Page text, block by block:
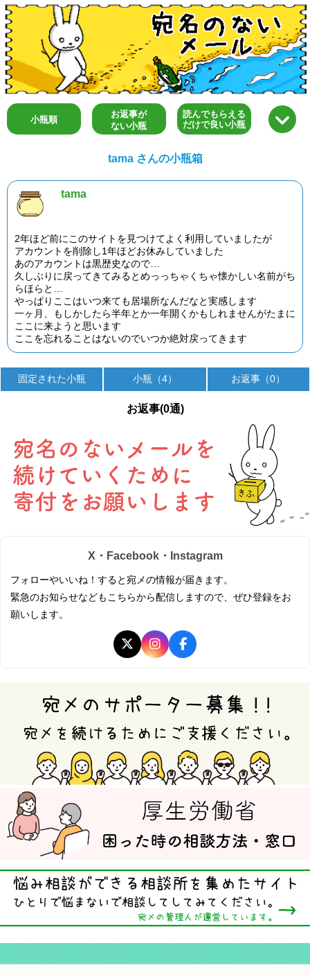
小瓶順
お返事が
ない小瓶
読んでもらえる
だけで良い小瓶
tama さんの小瓶箱
tama
2年ほど前にこのサイトを見つけてよく利用していましたが
アカウントを削除し1年ほどお休みしていました
あのアカウントは黒歴史なので…
久しぶりに戻ってきてみるとめっっちゃくちゃ懐かしい名前がち
らほらと…
やっぱりここはいつ来ても居場所なんだなと実感します
一ヶ月、もしかしたら半年とか一年開くかもしれませんがたまに
ここに来ようと思います
ここを忘れることはないのでいつか絶対戻ってきます
固定された小瓶 小瓶（4） お返事（0）
お返事(0通)
X・Facebook・Instagram
フォローやいいね！すると宛メの情報が届きます。
緊急のお知らせなどもこちらから配信しますので、ぜひ登録をお
願いします。